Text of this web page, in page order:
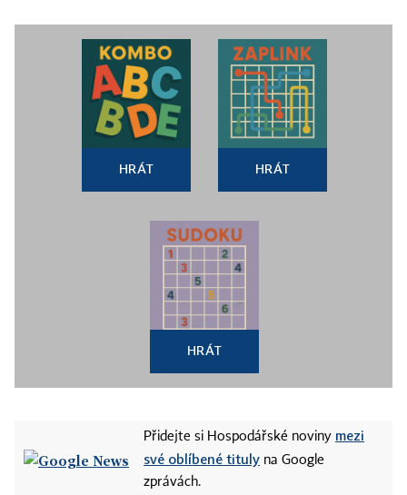
HRÁT HRÁT
HRÁT
Přidejte si Hospodářské noviny mezi
své oblíbené tituly na Google
zprávách.